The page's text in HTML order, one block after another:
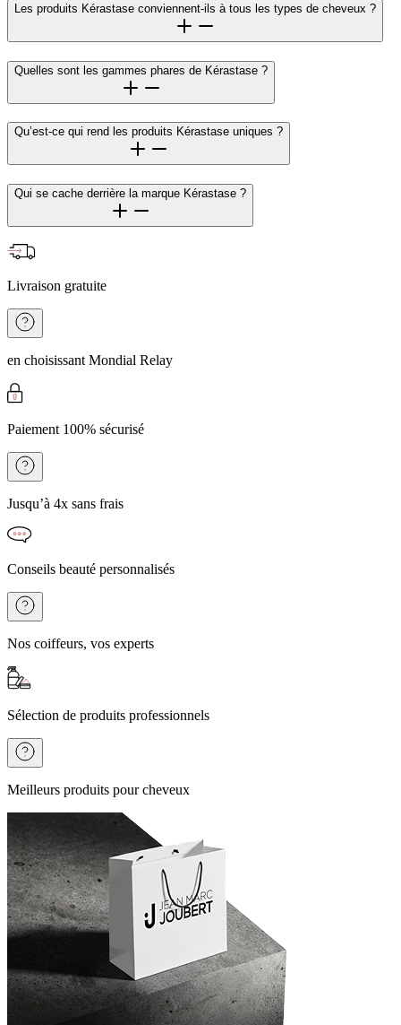
Les produits Kérastase conviennent-ils à tous les types de cheveux ?
Quelles sont les gammes phares de Kérastase ?
Qu’est-ce qui rend les produits Kérastase uniques ?
Qui se cache derrière la marque Kérastase ?
Livraison gratuite
en choisissant Mondial Relay
Paiement 100% sécurisé
Jusqu’à 4x sans frais
Conseils beauté personnalisés
Nos coiffeurs, vos experts
Sélection de produits professionnels
Meilleurs produits pour cheveux